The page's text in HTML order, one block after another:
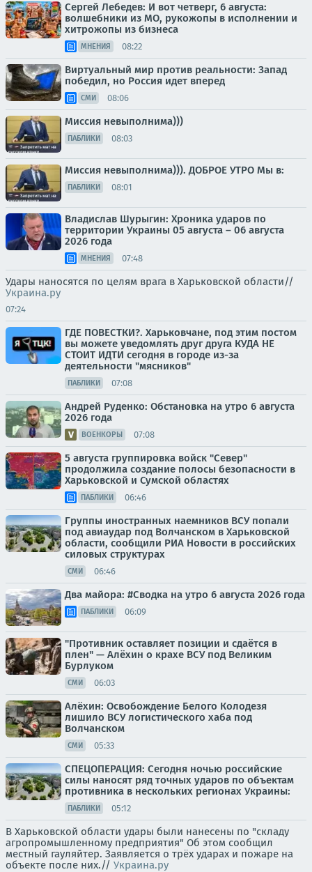
Сергей Лебедев: И вот четверг, 6 августа:
волшебники из МО, рукожопы в исполнении и
хитрожопы из бизнеса
МНЕНИЯ 08:22
Виртуальный мир против реальности: Запад
победил, но Россия идет вперед
СМИ 08:06
Миссия невыполнима)))
ПАБЛИКИ 08:03
Миссия невыполнима))). ДОБРОЕ УТРО Мы в:
ПАБЛИКИ 08:01
Владислав Шурыгин: Хроника ударов по
территории Украины 05 августа – 06 августа
2026 года
МНЕНИЯ 07:48
Удары наносятся по целям врага в Харьковской области//
Украина.ру
07:24
ГДЕ ПОВЕСТКИ?. Харьковчане, под этим постом
вы можете уведомлять друг друга КУДА НЕ
СТОИТ ИДТИ сегодня в городе из-за
деятельности "мясников"
ПАБЛИКИ 07:08
Андрей Руденко: Обстановка на утро 6 августа
2026 года
ВОЕНКОРЫ 07:08
5 августа группировка войск "Север"
продолжила создание полосы безопасности в
Харьковской и Сумской областях
ПАБЛИКИ 06:46
Группы иностранных наемников ВСУ попали
под авиаудар под Волчанском в Харьковской
области, сообщили РИА Новости в российских
силовых структурах
СМИ 06:46
Два майора: #Сводка на утро 6 августа 2026 года
ПАБЛИКИ 06:09
"Противник оставляет позиции и сдаётся в
плен" — Алёхин о крахе ВСУ под Великим
Бурлуком
СМИ 06:03
Алёхин: Освобождение Белого Колодезя
лишило ВСУ логистического хаба под
Волчанском
СМИ 05:33
СПЕЦОПЕРАЦИЯ: Сегодня ночью российские
силы наносят ряд точных ударов по объектам
противника в нескольких регионах Украины:
ПАБЛИКИ 05:12
В Харьковской области удары были нанесены по "складу
агропромышленному предприятия" Об этом сообщил
местный гауляйтер. Заявляется о трёх ударах и пожаре на
объекте после них.// Украина.ру